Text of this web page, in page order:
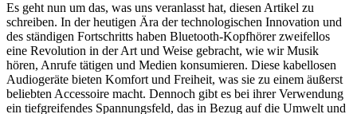
Es geht nun um das, was uns veranlasst hat, diesen Artikel zu
schreiben. In der heutigen Ära der technologischen Innovation und
des ständigen Fortschritts haben Bluetooth-Kopfhörer zweifellos
eine Revolution in der Art und Weise gebracht, wie wir Musik
hören, Anrufe tätigen und Medien konsumieren. Diese kabellosen
Audiogeräte bieten Komfort und Freiheit, was sie zu einem äußerst
beliebten Accessoire macht. Dennoch gibt es bei ihrer Verwendung
ein tiefgreifendes Spannungsfeld, das in Bezug auf die Umwelt und